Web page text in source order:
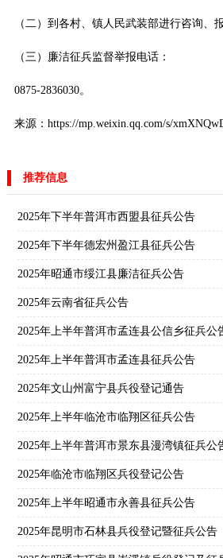
（二）到各村、镇人民武装部进行咨询、报
（三）廉洁征兵监督举报电话：
0875-2836030。
来源：https://mp.weixin.qq.com/s/
推荐信息
2025年下半年普洱市西盟县征兵公告
2025年下半年德宏州盈江县征兵公告
2025年昭通市绥江县廉洁征兵公告
2025年云南省征兵公告
2025年上半年普洱市孟连县公信乡征兵公
2025年上半年普洱市孟连县征兵公告
2025年文山州富宁县兵役登记通告
2025年上半年临沧市临翔区征兵公告
2025年上半年普洱市景东县漫湾镇征兵公
2025年临沧市临翔区兵役登记公告
2025年上半年昭通市永善县征兵公告
2025年昆明市石林县兵役登记暨征兵公告